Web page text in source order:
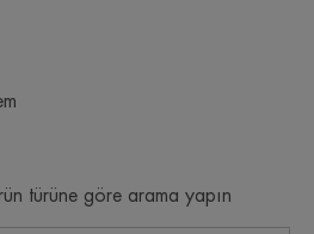
türüne göre arama yapın